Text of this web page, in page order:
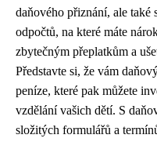
daňového přiznání, ale také
odpočtů, na které máte
zbytečným přeplatkům a
Představte si, že vám
peníze, které pak můžete
vzdělání vašich dětí. S
složitých formulářů a